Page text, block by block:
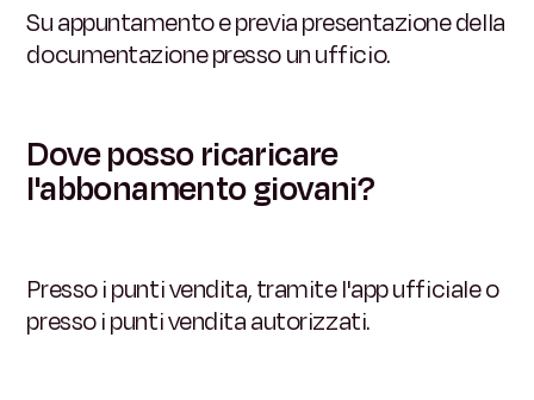
Su appuntamento e previa presentazione della
documentazione presso un ufficio.
Dove posso ricaricare
l'abbonamento giovani?
Presso i punti vendita, tramite l'app ufficiale o
presso i punti vendita autorizzati.